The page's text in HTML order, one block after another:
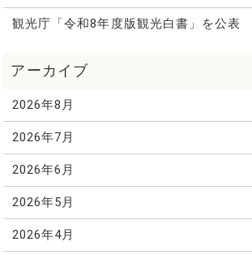
観光庁「令和8年度版観光白書」を公表
2026年8月
2026年7月
2026年6月
2026年5月
2026年4月